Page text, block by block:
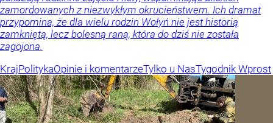
zamordowanych z niezwykłym okrucieństwem. Ich dramat
przypomina, że dla wielu rodzin Wołyń nie jest historią
zamkniętą, lecz bolesną raną, która do dziś nie została
zagojona.
KrajPolitykaOpinie i komentarzeTylko u NasTygodnik Wprost